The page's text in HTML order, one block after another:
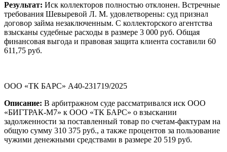
Результат: Иск коллекторов полностью отклонен. Встречные
требования Шевыревой Л. М. удовлетворены: суд признал
договор займа незаключенным. С коллекторского агентства
взысканы судебные расходы в размере 3 000 руб. Общая
финансовая выгода и правовая защита клиента составили 60
611,75 руб.
ООО «ТК БАРС» А40-231719/2025
Описание: В арбитражном суде рассматривался иск ООО
«БИГТРАК-М7» к ООО «ТК БАРС» о взыскании
задолженности за поставленный товар по счетам-фактурам на
общую сумму 310 375 руб., а также процентов за пользование
чужими денежными средствами в размере 20 519 руб.